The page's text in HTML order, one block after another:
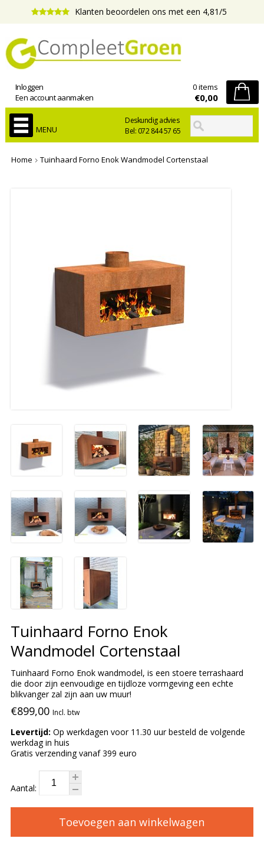
Klanten beoordelen ons met een 4,81/5
Deskundig advies
Bel: 072 844 57 65
Inloggen
Een account aanmaken
0 items
€0,00
MENU
Home Tuinhaard Forno Enok Wandmodel Cortenstaal
Tuinhaard Forno Enok
Wandmodel Cortenstaal
Tuinhaard Forno Enok wandmodel, is een stoere terrashaard
die door zijn eenvoudige en tijdloze vormgeving een echte
blikvanger zal zijn aan uw muur!
€899,00 Incl. btw
Levertijd: Op werkdagen voor 11.30 uur besteld de volgende
werkdag in huis
Gratis verzending vanaf 399 euro
Aantal:
Toevoegen aan winkelwagen